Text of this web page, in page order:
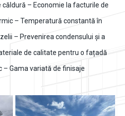
căldură – Economie la facturile de
– Temperatură constantă în
– Prevenirea condensului și a
de calitate pentru o fațadă
Gama variată de finisaje